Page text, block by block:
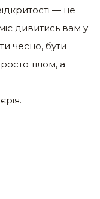
— це
дивитись вам у
чесно, бути
тілом, а